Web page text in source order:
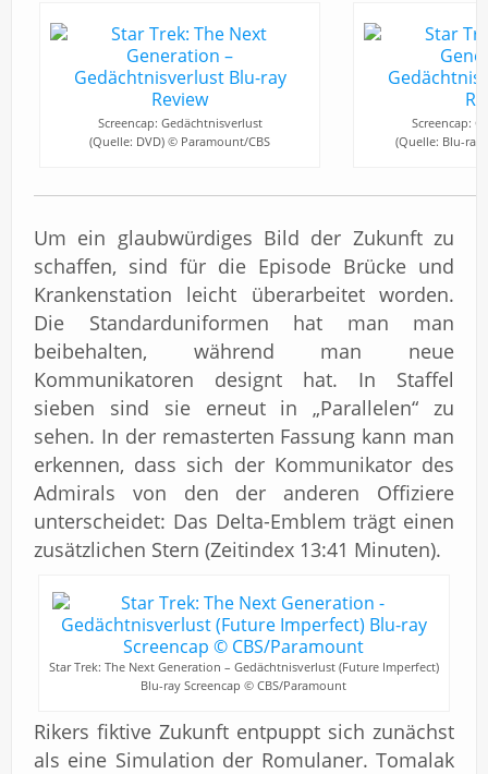
Screencap: Gedächtnisverlust
(Quelle: DVD) © Paramount/CBS
Screencap:
(Quelle: Blu-
Um ein glaubwürdiges Bild der Zukunft zu
schaffen, sind für die Episode Brücke und
Krankenstation leicht überarbeitet worden.
Die Standarduniformen hat man man
beibehalten, während man neue
Kommunikatoren designt hat. In Staffel
sieben sind sie erneut in „Parallelen“ zu
sehen. In der remasterten Fassung kann man
erkennen, dass sich der Kommunikator des
Admirals von den der anderen Offiziere
unterscheidet: Das Delta-Emblem trägt einen
zusätzlichen Stern (Zeitindex 13:41 Minuten).
Star Trek: The Next Generation – Gedächtnisverlust (Future Imperfect)
Blu-ray Screencap © CBS/Paramount
Rikers fiktive Zukunft entpuppt sich zunächst
als eine Simulation der Romulaner. Tomalak